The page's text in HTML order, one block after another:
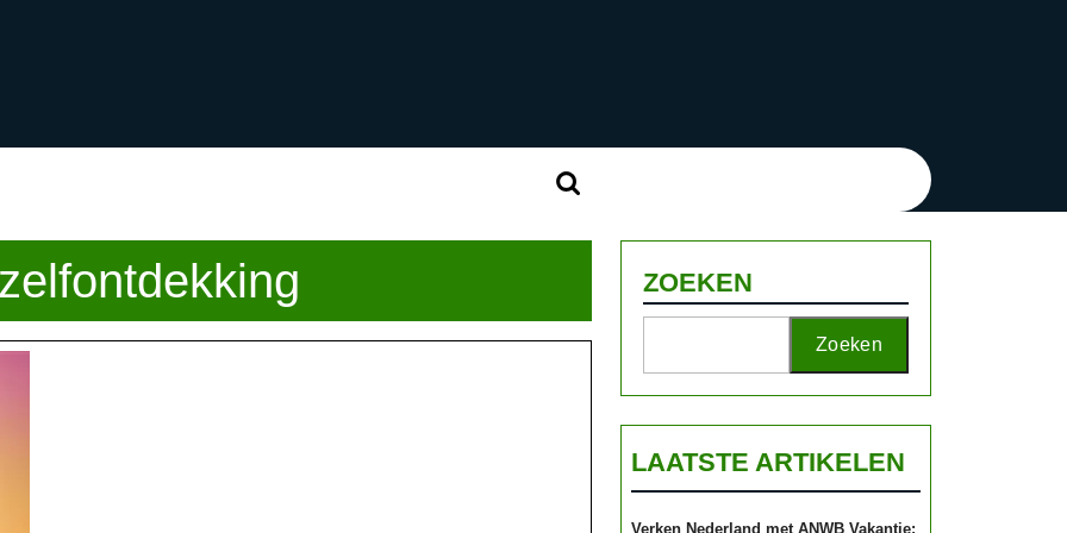
Zoek
zelfontdekking ZOEKEN
Zoeken
LAATSTE ARTIKELEN
Verken Nederland met ANWB Vakantie: